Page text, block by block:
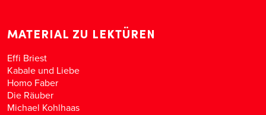
MATERIAL ZU LEKTÜREN
Effi Briest
Kabale und Liebe
Homo Faber
Die Räuber
Michael Kohlhaas